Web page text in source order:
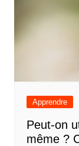
Apprendre
Peut-on
même ?